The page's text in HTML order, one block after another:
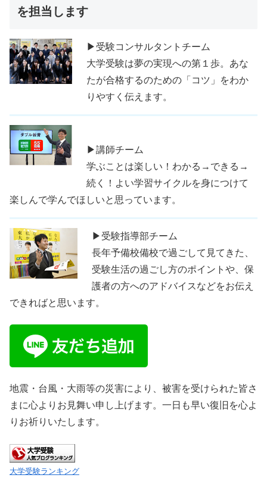
を担当します
▶受験コンサルタントチーム
大学受験は夢の実現への第１歩。あな
たが合格するのための「コツ」をわか
りやすく伝えます。
▶講師チーム
学ぶことは楽しい！わかる→できる→
続く！よい学習サイクルを身につけて
楽しんで学んでほしいと思っています。
▶受験指導部チーム
長年予備校備校で過ごして見てきた、
受験生活の過ごし方のポイントや、保
護者の方へのアドバイスなどをお伝え
できればと思います。
地震・台風・大雨等の災害により、被害を受けられた皆さ
まに心よりお見舞い申し上げます。一日も早い復旧を心よ
りお祈りいたします。
大学受験ランキング